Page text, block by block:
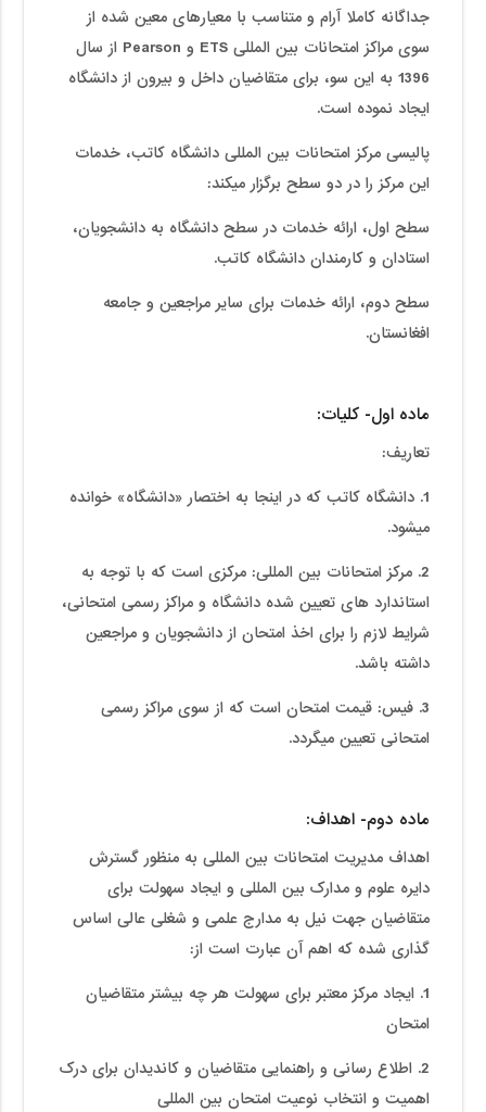
جداگانه کاملا آرام و متناسب با معیارهای معین شده از
سوی مراکز امتحانات بین المللی ETS و Pearson از سال
1396 به این سو، برای متقاضیان داخل و بیرون از دانشگاه
ایجاد نموده است.
پالیسی مرکز امتحانات بین المللی دانشگاه کاتب، خدمات
این مرکز را در دو سطح برگزار می­کند:
سطح اول، ارائه خدمات در سطح دانشگاه به دانشجویان،
استادان و کارمندان دانشگاه کاتب.
سطح دوم، ارائه خدمات برای سایر مراجعین و جامعه
افغانستان.
ماده اول- کلیات:
تعاریف:
1. دانشگاه کاتب که در اینجا به اختصار «دانشگاه» خوانده
می­شود.
2. مرکز امتحانات بین المللی: مرکزی است که با توجه به
استاندارد های تعیین شده دانشگاه و مراکز رسمی امتحانی،
شرایط لازم را برای اخذ امتحان از دانشجویان و مراجعین
داشته باشد.
3. فیس: قیمت امتحان است که از سوی مراکز رسمی
امتحانی تعیین می­گردد.
ماده دوم- اهداف:
اهداف مدیریت امتحانات بین المللی به منظور گسترش
دایره علوم و مدارک بین المللی و ایجاد سهولت برای
متقاضیان جهت نیل به مدارج علمی و شغلی عالی اساس
گذاری شده که اهم آن عبارت است از:
1. ایجاد مرکز معتبر برای سهولت هر چه بیشتر متقاضیان
امتحان
2. اطلاع رسانی و راهنمایی متقاضیان و کاندیدان برای درک
اهمیت و انتخاب نوعیت امتحان بین المللی